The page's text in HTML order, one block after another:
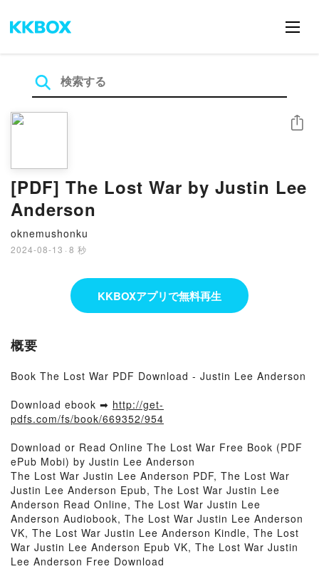
[PDF] The Lost War by Justin Lee
Anderson
oknemushonku
2024-08-13 · 8 秒
シェア
KKBOXアプリで無料再生
概要
Book The Lost War PDF Download - Justin Lee Anderson
Download ebook ➡ http://get-
pdfs.com/fs/book/669352/954
Download or Read Online The Lost War Free Book (PDF
ePub Mobi) by Justin Lee Anderson
The Lost War Justin Lee Anderson PDF, The Lost War
Justin Lee Anderson Epub, The Lost War Justin Lee
Anderson Read Online, The Lost War Justin Lee
Anderson Audiobook, The Lost War Justin Lee Anderson
VK, The Lost War Justin Lee Anderson Kindle, The Lost
War Justin Lee Anderson Epub VK, The Lost War Justin
Lee Anderson Free Download